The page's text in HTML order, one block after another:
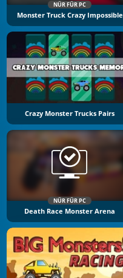
NÜR FÜR PC
Monster Truck Crazy Impossible
Crazy Monster Trucks Pairs
NÜR FÜR PC
Death Race Monster Arena